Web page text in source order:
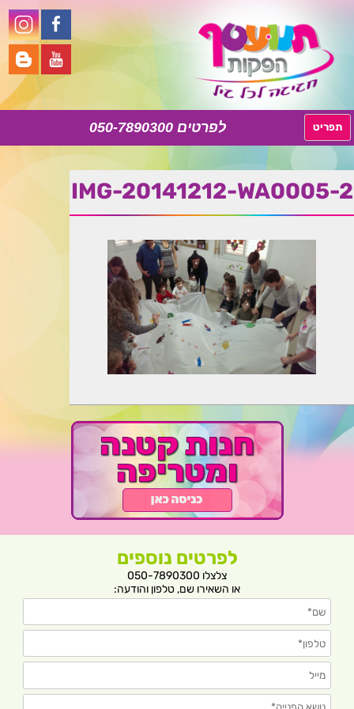
050-7890300 תפריט
לתוכן
IMG-20141212-WA0005-2
לפרטים נוספים
צלצלו 050-7890300
או השאירו שם, טלפון והודעה: